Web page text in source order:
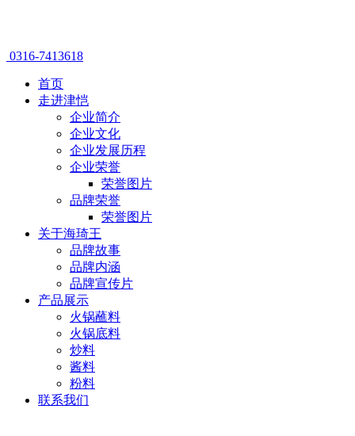
0316-7413618
首页
走进津恺
企业简介
企业文化
企业发展历程
企业荣誉
荣誉图片
品牌荣誉
荣誉图片
关于海琦王
品牌故事
品牌内涵
品牌宣传片
产品展示
火锅蘸料
火锅底料
炒料
酱料
粉料
联系我们